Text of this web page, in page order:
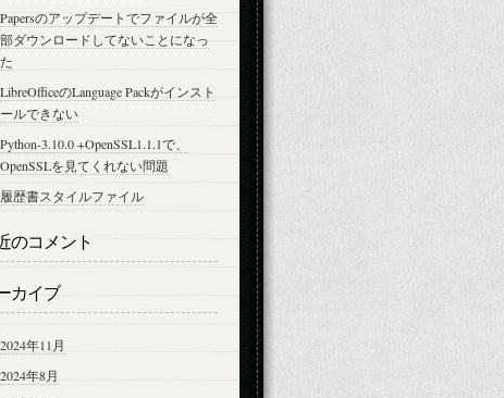
Papersのアップデートでファイルが全
部ダウンロードしてないことになっ
た
LibreOfficeのLanguage Packがインスト
ールできない
Python-3.10.0 +OpenSSL1.1.1で、
OpenSSLを見てくれない問題
履歴書スタイルファイル
のコメント
カイブ
2024年11月
2024年8月